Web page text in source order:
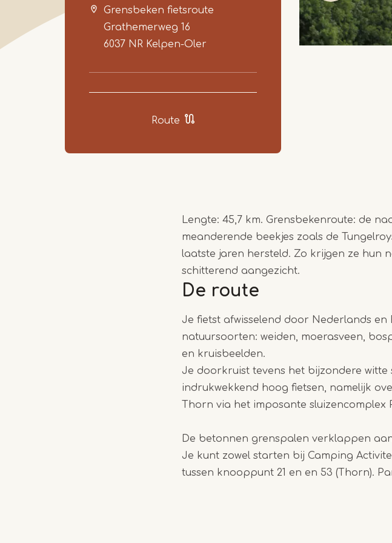
Grensbeken fietsroute
Grathemerweg 16
6037 NR Kelpen-Oler
Route
Item
3
Lengte: 45,7 km. Grensbekenroute: de
meanderende beekjes zoals de
laatste jaren hersteld. Zo krijgen ze hun
schitterend aangezicht.
De route
Je fietst afwisselend door Nederlands
natuursoorten: weiden, moerasveen,
en kruisbeelden.
Je doorkruist tevens het bijzondere
indrukwekkend hoog fietsen, namelijk
Thorn via het imposante sluizencomplex
De betonnen grenspalen verklappen
Je kunt zowel starten bij Camping
tussen knooppunt 21 en en 53 (Thorn).